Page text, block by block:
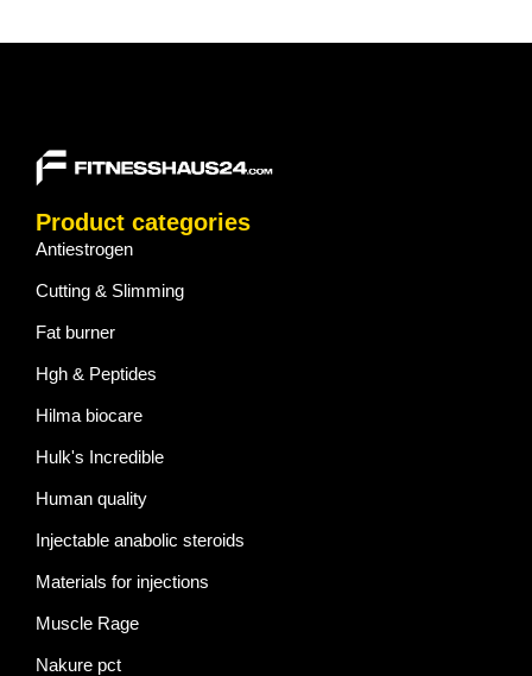
Product categories
Antiestrogen
Cutting & Slimming
Fat burner
Hgh & Peptides
Hilma biocare
Hulk's Incredible
Human quality
Injectable anabolic steroids
Materials for injections
Muscle Rage
Nakure pct